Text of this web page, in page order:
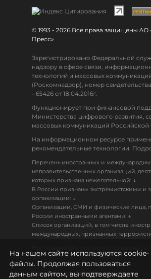
© 1993 - 2026 Все права защищены АО
Пресс»
Зарегистрировано Федеральной
надзору в сфере связи,
технологий и массовых
(Роскомнадзор), номер
- 65426 от 18.04.2016г.
Функционирует при финансовой
Министерства цифрового развития,
массовых коммуникаций
На информационном ресурсе
рекомендательные технологии.
Перечень иностранных и
неправительственных организаций,
которых признана нежелательной: ↓
В России признаны экстремистскими и
организации: ↓
Организации, СМИ и физические лица,
России иностранными агентами: ↓
Список организаций, в том числе
международных, признанных
18+
Политика конфиденциальности
На нашем сайте используются cookie-
файлы. Продолжая пользоваться
данным сайтом, вы подтверждаете